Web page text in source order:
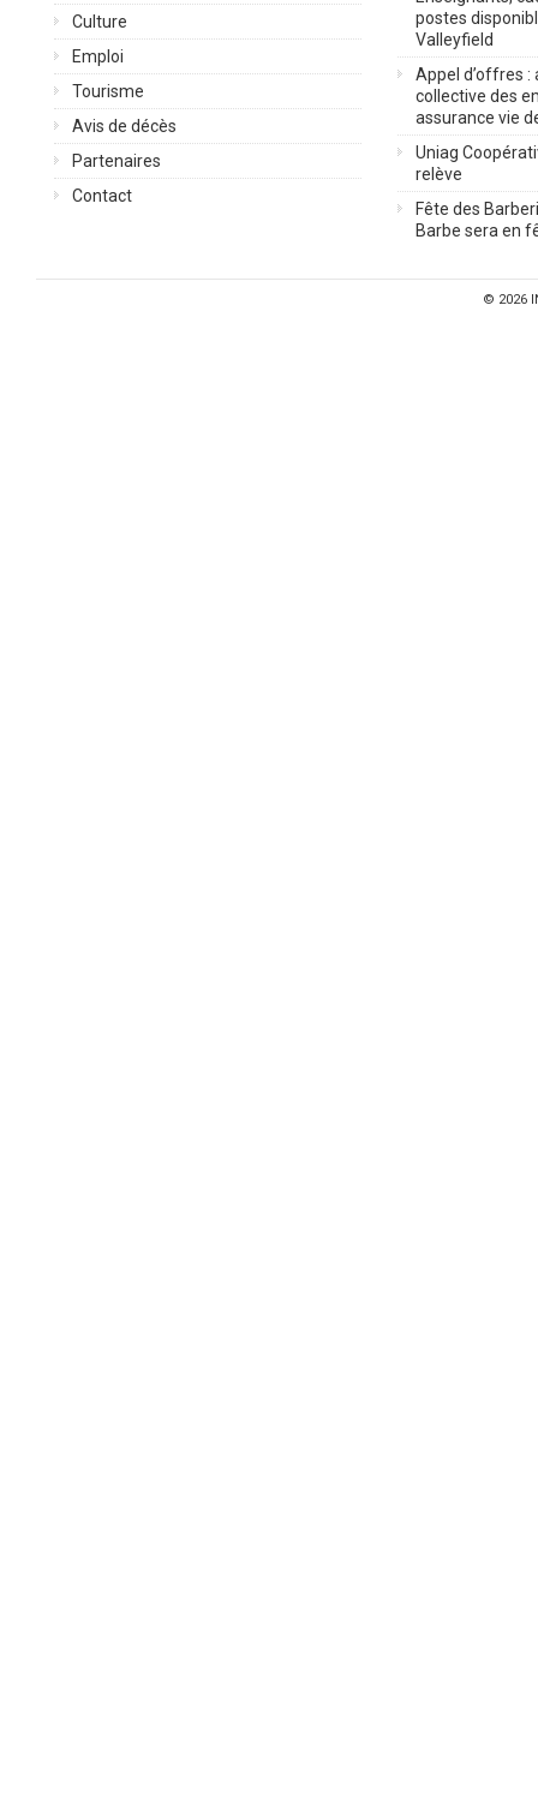
Culture
Emploi
Tourisme
Avis de décès
Partenaires
Contact
postes
Valleyfield
Appel d’offres :
collective des
assurance vie
Uniag
relève
Fête des
Barbe sera en
© 2026